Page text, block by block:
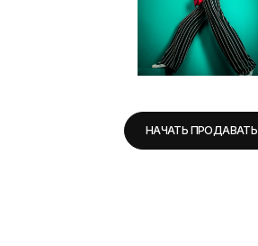
НАЧАТЬ ПРОДАВАТЬ